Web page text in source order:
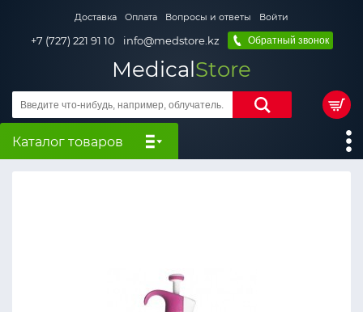
Доставка Оплата Вопросы и ответы Войти
+7 (727) 221 91 10 info@medstore.kz Обратный звонок
MedicalStore
Каталог товаров